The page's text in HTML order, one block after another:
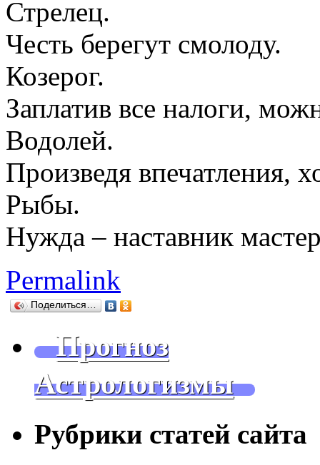
Стрелец.
Честь берегут смолоду.
Козерог.
Заплатив все налоги,
Водолей.
Произведя впечатления,
Рыбы.
Нужда – наставник
Permalink
Поделиться…
Прогноз
Астрологизмы
Рубрики статей сайта